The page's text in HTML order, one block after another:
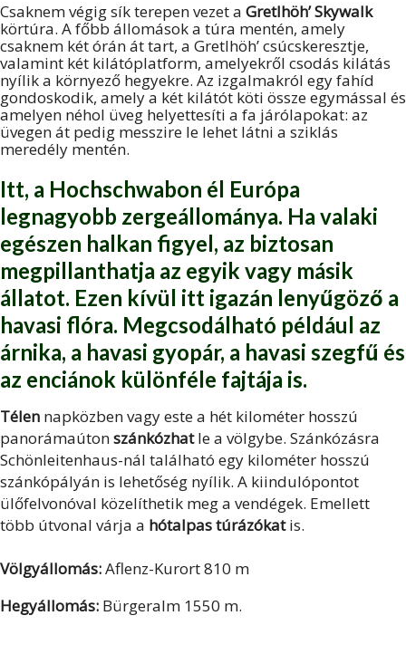
Csaknem végig sík terepen vezet a Gretlhöh’ Skywalk
körtúra. A főbb állomások a túra mentén, amely
csaknem két órán át tart, a Gretlhöh’ csúcskeresztje,
valamint két kilátóplatform, amelyekről csodás kilátás
nyílik a környező hegyekre. Az izgalmakról egy fahíd
gondoskodik, amely a két kilátót köti össze egymással és
amelyen néhol üveg helyettesíti a fa járólapokat: az
üvegen át pedig messzire le lehet látni a sziklás
meredély mentén.
Itt, a Hochschwabon él Európa
legnagyobb zergeállománya. Ha valaki
egészen halkan figyel, az biztosan
megpillanthatja az egyik vagy másik
állatot. Ezen kívül itt igazán lenyűgöző a
havasi flóra. Megcsodálható például az
árnika, a havasi gyopár, a havasi szegfű és
az enciánok különféle fajtája is.
Télen napközben vagy este a hét kilométer hosszú
panorámaútonszánkózhatle a völgybe. Szánkózásra
Schönleitenhaus-nál található egy kilométer hosszú
szánkópályán is lehetőség nyílik. A kiindulópontot
ülőfelvonóval közelíthetik meg a vendégek. Emellett
több útvonal várja a hótalpas túrázókatis.
Völgyállomás:Aflenz-Kurort 810 m
Hegyállomás: Bürgeralm 1550 m.